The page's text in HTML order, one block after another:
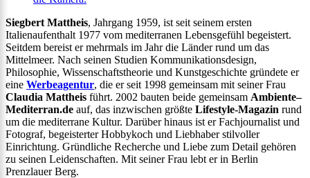
Siegbert Mattheis, Jahrgang 1959, ist seit seinem ersten
Italienaufenthalt 1977 vom mediterranen Lebensgefühl begeistert.
Seitdem bereist er mehrmals im Jahr die Länder rund um das
Mittelmeer. Nach seinen Studien Kommunikationsdesign,
Philosophie, Wissenschaftstheorie und Kunstgeschichte gründete er
eine Werbeagentur, die er seit 1998 gemeinsam mit seiner Frau
Claudia Mattheis führt. 2002 bauten beide gemeinsam Ambiente–
Mediterran.de auf, das inzwischen größte Lifestyle-Magazin rund
um die mediterrane Kultur. Darüber hinaus ist er Fachjournalist und
Fotograf, begeisterter Hobbykoch und Liebhaber stilvoller
Einrichtung. Gründliche Recherche und Liebe zum Detail gehören
zu seinen Leidenschaften. Mit seiner Frau lebt er in Berlin
Prenzlauer Berg.